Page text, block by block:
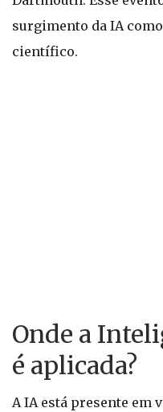
surgimento da IA
científico.
Onde a
é aplicada?
A IA está presente em